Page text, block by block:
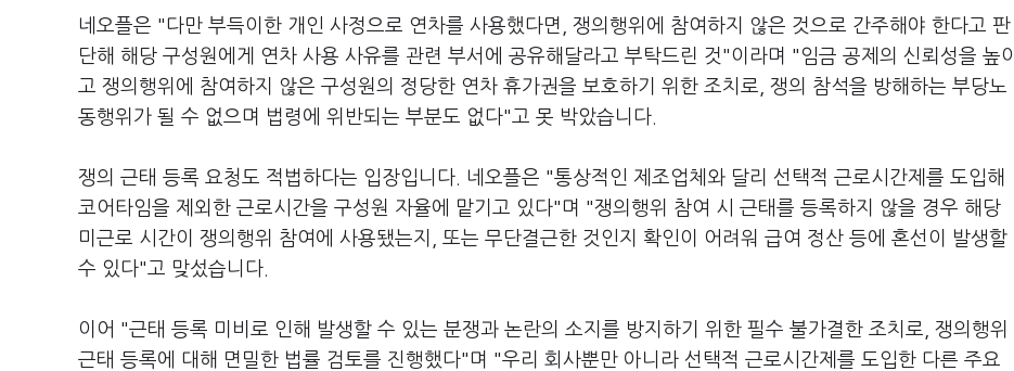
네오플은 "다만 부득이한 개인 사정으로 연차를 사용했다면, 쟁의행위에 참여하지 않은 것으로 간주해야 한다고 판
단해 해당 구성원에게 연차 사용 사유를 관련 부서에 공유해달라고 부탁드린 것"이라며 "임금 공제의 신뢰성을 높이
고 쟁의행위에 참여하지 않은 구성원의 정당한 연차 휴가권을 보호하기 위한 조치로, 쟁의 참석을 방해하는 부당노
동행위가 될 수 없으며 법령에 위반되는 부분도 없다"고 못 박았습니다.
쟁의 근태 등록 요청도 적법하다는 입장입니다. 네오플은 "통상적인 제조업체와 달리 선택적 근로시간제를 도입해
코어타임을 제외한 근로시간을 구성원 자율에 맡기고 있다"며 "쟁의행위 참여 시 근태를 등록하지 않을 경우 해당
미근로 시간이 쟁의행위 참여에 사용됐는지, 또는 무단결근한 것인지 확인이 어려워 급여 정산 등에 혼선이 발생할
수 있다"고 맞섰습니다.
이어 "근태 등록 미비로 인해 발생할 수 있는 분쟁과 논란의 소지를 방지하기 위한 필수 불가결한 조치로, 쟁의행위
근태 등록에 대해 면밀한 법률 검토를 진행했다"며 "우리 회사뿐만 아니라 선택적 근로시간제를 도입한 다른 주요